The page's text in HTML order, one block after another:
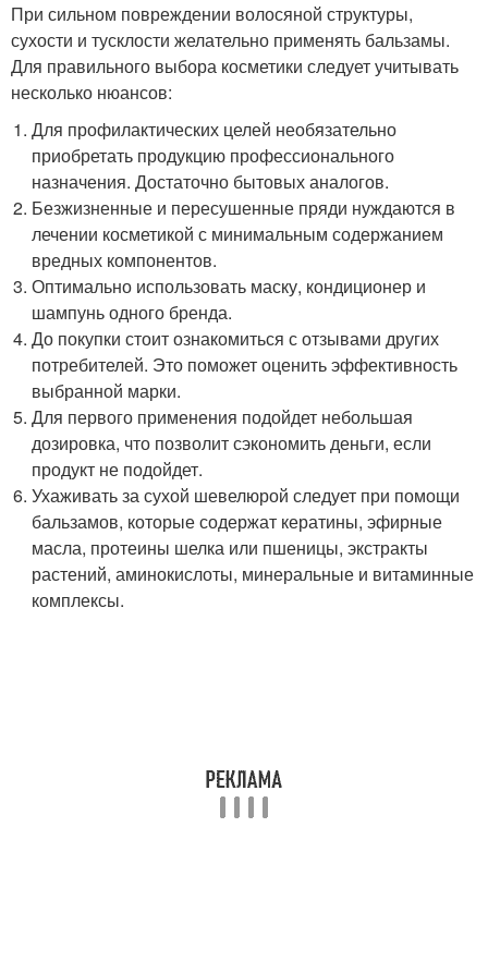
При сильном повреждении волосяной структуры,
сухости и тусклости желательно применять бальзамы.
Для правильного выбора косметики следует учитывать
несколько нюансов:
Для профилактических целей необязательно
приобретать продукцию профессионального
назначения. Достаточно бытовых аналогов.
Безжизненные и пересушенные пряди нуждаются в
лечении косметикой с минимальным содержанием
вредных компонентов.
Оптимально использовать маску, кондиционер и
шампунь одного бренда.
До покупки стоит ознакомиться с отзывами других
потребителей. Это поможет оценить эффективность
выбранной марки.
Для первого применения подойдет небольшая
дозировка, что позволит сэкономить деньги, если
продукт не подойдет.
Ухаживать за сухой шевелюрой следует при помощи
бальзамов, которые содержат кератины, эфирные
масла, протеины шелка или пшеницы, экстракты
растений, аминокислоты, минеральные и витаминные
комплексы.